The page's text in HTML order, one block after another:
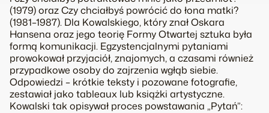
(1979) oraz Czy chciałbyś powrócić do łona matki?
(1981–1987). Dla Kowalskiego, który znał Oskara
Hansena oraz jego teorię Formy Otwartej sztuka była
formą komunikacji. Egzystencjalnymi pytaniami
prowokował przyjaciół, znajomych, a czasami również
przypadkowe osoby do zajrzenia wgłąb siebie.
Odpowiedzi – krótkie teksty i pozowane fotografie,
zestawiał jako tableaux lub książki artystyczne.
Kowalski tak opisywał proces powstawania „Pytań”: